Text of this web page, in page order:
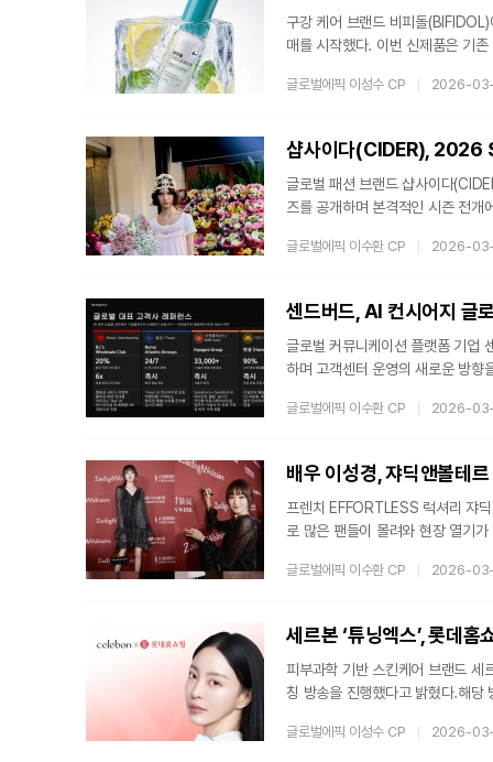
구강 케어 브랜드 비피돌
매를 시작했다. 이번 신제품은 기
에 대한 높은 자신감을 바탕으로
조합이 적용됐다. 이를 통해 잇몸
글로벌에픽 이성수 CP 2026-
샵사이다(CIDER), 2026
글로벌 패션 브랜드 샵사이다
즈를 공개하며 본격적인 시즌 전
정형화된 룩을 제시하기보다 각자
심으로 데님, 레더, 스터드 디테일
글로벌에픽 이수환 CP 2026-
센드버드, AI 컨시어지 글
글로벌 커뮤니케이션 플랫폼 기업
하며 고객센터 운영의 새로운 방향
적 초점을 두고 있는 것으로 나타
문제 해결에 집중하는 사후 대응
글로벌에픽 이수환 CP 2026-
배우 이성경, 쟈딕앤볼테
프렌치 EFFORTLESS 럭셔리 쟈
로 많은 팬들이 몰려와 현장 열기
서 처음 선보이는 무대로 브랜드의
서로 다른 문화가 조화를 이루는
글로벌에픽 이수환 CP 2026-
세르본 ‘튜닝엑스’, 롯데
피부과학 기반 스킨케어 브랜드
칭 방송을 진행했다고 밝혔다.해당
을 병행하여 소비자의 이해를 돕
글로벌에픽 이성수 CP 2026-